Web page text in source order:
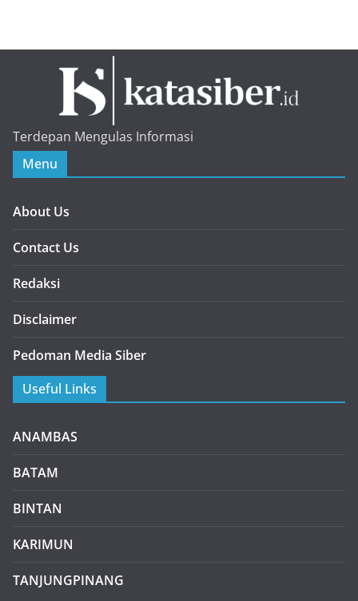
Terdepan Mengulas Informasi
Menu
About Us
Contact Us
Redaksi
Disclaimer
Pedoman Media Siber
Useful Links
ANAMBAS
BATAM
BINTAN
KARIMUN
TANJUNGPINANG